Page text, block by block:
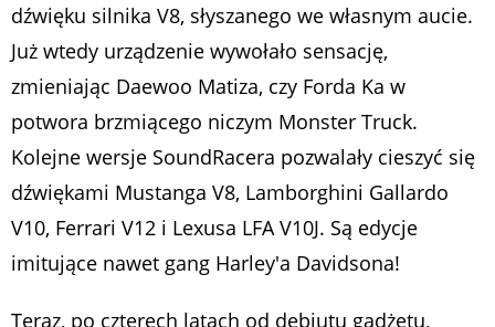
dźwięku silnika V8, słyszanego we własnym aucie.
Już wtedy urządzenie wywołało sensację,
zmieniając Daewoo Matiza, czy Forda Ka w
potwora brzmiącego niczym Monster Truck.
Kolejne wersje SoundRacera pozwalały cieszyć się
dźwiękami Mustanga V8, Lamborghini Gallardo
V10, Ferrari V12 i Lexusa LFA V10J. Są edycje
imitujące nawet gang Harley'a Davidsona!
Teraz, po czterech latach od debiutu gadżetu,